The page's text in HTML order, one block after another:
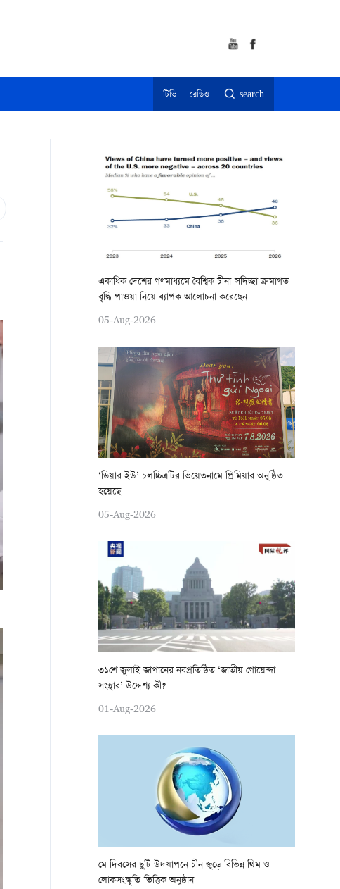
টিভি রেডিও search
একাধিক দেশের গণমাধ্যমে বৈশ্বিক চীনা-সদিচ্ছা ক্রমাগত
বৃদ্ধি পাওয়া নিয়ে ব্যাপক আলোচনা করেছেন
05-Aug-2026
‘ডিয়ার ইউ’ চলচ্চিত্রটির ভিয়েতনামে প্রিমিয়ার অনুষ্ঠিত
হয়েছে
05-Aug-2026
৩১শে জুলাই জাপানের নবপ্রতিষ্ঠিত ‘জাতীয় গোয়েন্দা
সংস্থার’ উদ্দেশ্য কী?
01-Aug-2026
মে দিবসের ছুটি উদযাপনে চীন জুড়ে বিভিন্ন থিম ও
লোকসংস্কৃতি-ভিত্তিক অনুষ্ঠান